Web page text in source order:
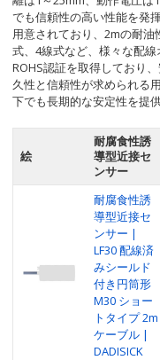
でも信頼性の高い性能を発
用意されており、2mの耐油
式、4線式など、様々な配
ROHS認証を取得しており
久性と信頼性が求められる
下でも長期的な安定性を提供
絵
耐腐食性誘
導型近接セ
ンサー
耐腐食性誘
導型近接セ
ンサー |
LF30 配線済
みシールド
付き円筒形
M30 ショー
トタイプ 2m
ケーブル |
DADISICK